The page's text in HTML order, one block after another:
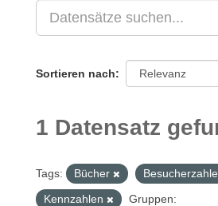
Sortieren nach
1 Datensatz
Tags: Bücher
Kennzahlen
Gruppen: